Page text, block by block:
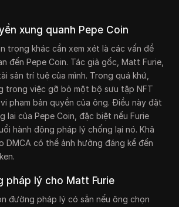
xung quanh Pepe Coin
trọng khác cần xem xét là các vấn đề
đến Pepe Coin. Tác giả gốc, Matt Furie,
sản trí tuệ của mình. Trong quá khứ,
trong việc gỡ bỏ một bộ sưu tập NFT
phạm bản quyền của ông. Điều này đặt
lai của Pepe Coin, đặc biệt nếu Furie
hành động pháp lý chống lại nó. Khả
DMCA có thể ảnh hưởng đáng kể đến
pháp lý cho Matt Furie
đường pháp lý có sẵn nếu ông chọn